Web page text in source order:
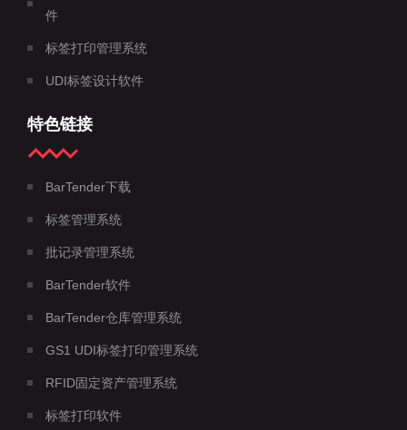
件
标签打印管理系统
UDI标签设计软件
特色链接
BarTender下载
标签管理系统
批记录管理系统
BarTender软件
BarTender仓库管理系统
GS1 UDI标签打印管理系统
RFID固定资产管理系统
标签打印软件